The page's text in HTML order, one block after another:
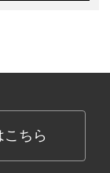
ちら